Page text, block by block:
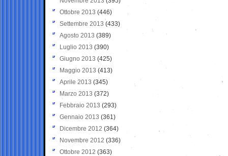
Ottobre 2013 (446)
Settembre 2013 (433)
Agosto 2013 (389)
Luglio 2013 (390)
Giugno 2013 (425)
Maggio 2013 (413)
Aprile 2013 (345)
Marzo 2013 (372)
Febbraio 2013 (293)
Gennaio 2013 (361)
Dicembre 2012 (364)
Novembre 2012 (336)
Ottobre 2012 (363)